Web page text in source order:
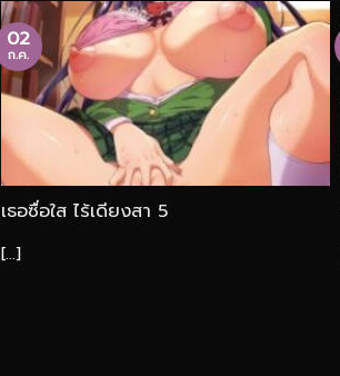
เธอซื่อใส ไร้เดียงสา 5
[...]
02
ก.ค.